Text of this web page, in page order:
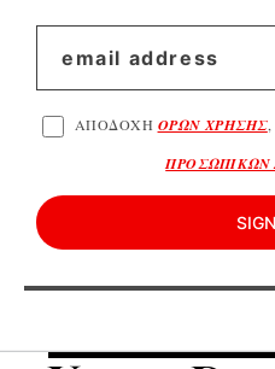
ΑΠΟΔΟΧΗ ΟΡΩΝ ΧΡΗΣΗΣ,